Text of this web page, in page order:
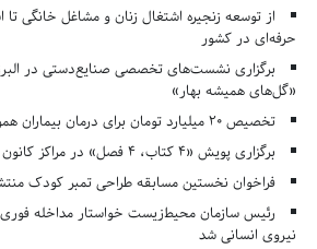
از توسعه زنجیره اشتغال زنان و مشاغل خانگی
حرفه‌ای در کشور
برگزاری نشست‌های تخصصی صنایع‌دستی در
«گل‌های همیشه بهار»
تخصیص ۲۰ میلیارد تومان برای درمان بیماران هموفیلی
برگزاری پویش «۴ کتاب، ۴ فصل» در مراکز کانون البرز
فراخوان نخستین مسابقه طراحی تمبر کودک
رئیس سازمان محیط‌زیست خواستار مداخله
نیروی انسانی شد